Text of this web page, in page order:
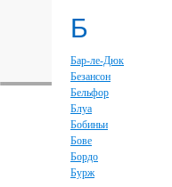
Б
Бар-ле-Дюк
Безансон
Бельфор
Блуа
Бобиньи
Бове
Бордо
Бурж